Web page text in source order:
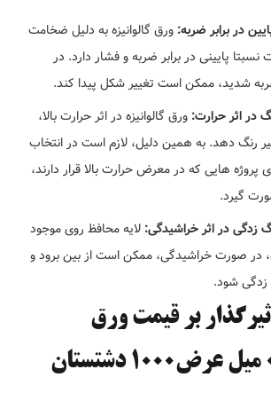
در برابر ضربه: ورق گالوانیزه به دلیل ضخامت
پایینی در برابر ضربه و فشار دارد. در
شدید، ممکن است تغییر شکل پیدا کند.
در اثر حرارت: ورق گالوانیزه در اثر حرارت بالا،
رنگ دهد. به همین دلیل، لازم است در انتخاب
پروژه هایی که در معرض حرارت بالا قرار دارند،
گیرد.
زدگی در اثر خراشیدگی: لایه محافظ روی موجود
در صورت خراشیدگی، ممکن است از بین برود و
زدگی شود.
بر قیمت ورق